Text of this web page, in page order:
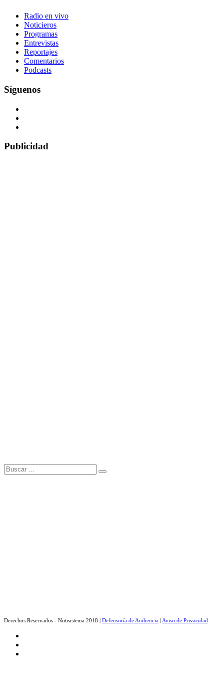
Radio en vivo
Noticieros
Programas
Entrevistas
Reportajes
Comentarios
Podcasts
Síguenos
Publicidad
Derechos Reservados - Notisistema 2018 | Defensoría de Audiencia | Aviso de Privacidad